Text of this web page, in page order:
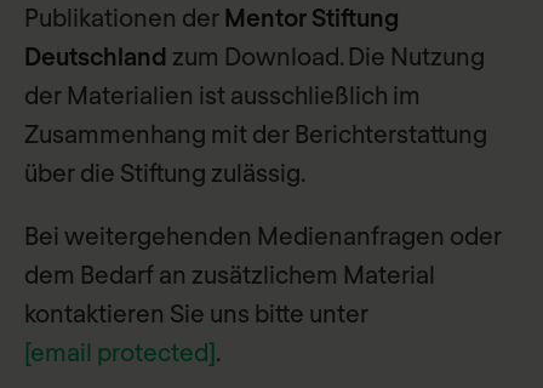
Publikationen der Mentor Stiftung
Deutschland zum Download. Die Nutzung
der Materialien ist ausschließlich im
Zusammenhang mit der Berichterstattung
über die Stiftung zulässig.
Bei weitergehenden Medienanfragen oder
dem Bedarf an zusätzlichem Material
kontaktieren Sie uns bitte unter
[email protected].